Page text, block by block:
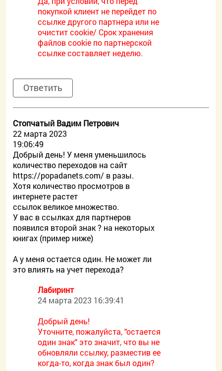
покупкой клиент не перейдет по
ссылке другого партнера или не
очистит cookie/ Срок хранения
файлов cookie по партнерской
ссылке составляет неделю.
Ответить
Стопчатый Вадим Петрович
22 марта 2023
19:06:49
Добрый день! У меня уменьшилось
количество переходов на сайт
https://popadanets.com/ в разы.
Хотя количество просмотров в
интернете растет
ссылок великое множество.
У вас в ссылках для партнеров
появился второй знак ? на некоторых
книгах (пример ниже)
А у меня остается один. Не может ли
это влиять на учет перехода?
Лабиринт
24 марта 2023 16:39:41
Добрый день!
Уточните, пожалуйста, "остается
один знак" это значит, что вы не
обновляли ссылку, разместив ее
когда-то, когда знак был один?